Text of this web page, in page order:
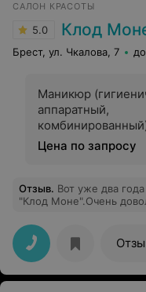
процедуру и хочется
время и поговорить на
с первого посещения была приятно удивлена что в
данном салоне почти под домом я
мне нужно. Маникюр
САЛОН КРАСОТЫ
5.0 Клод
Брест, ул. Чкалова, 7
Маникюр
аппаратный,
покрытития лаком
Цена по запросу
Отзыв. Вот уже два
"Клод Моне".Очень